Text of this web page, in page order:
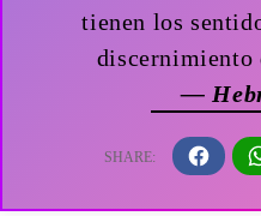
tienen los
discernimiento
—